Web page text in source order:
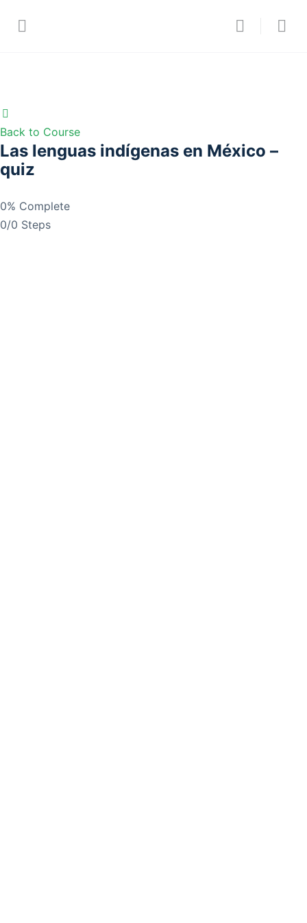
Back to Course
Las lenguas indígenas en México –
quiz
0% Complete
0/0 Steps